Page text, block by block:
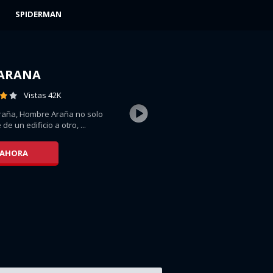
SPIDERMAN
Vistas 42K
Hombre Araña no solo
un edificio a otro, ...